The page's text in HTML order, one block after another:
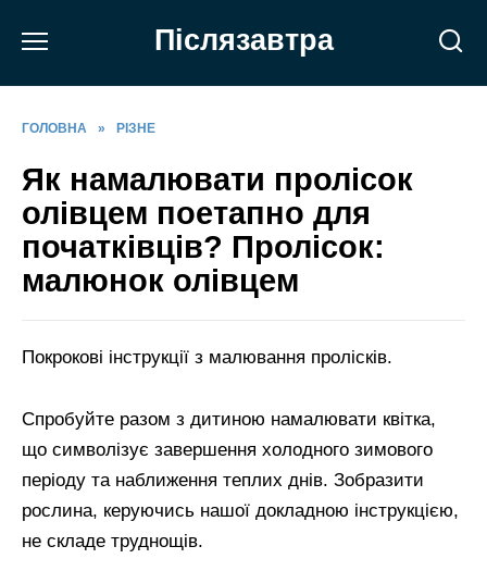
Післязавтра
ГОЛОВНА » РІЗНЕ
Як намалювати пролісок
олівцем поетапно для
початківців? Пролісок:
малюнок олівцем
Покрокові інструкції з малювання пролісків.
Спробуйте разом з дитиною намалювати квітка,
що символізує завершення холодного зимового
періоду та наближення теплих днів. Зобразити
рослина, керуючись нашої докладною інструкцією,
не складе труднощів.